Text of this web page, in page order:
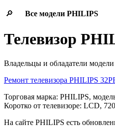
🔎 Все модели PHILIPS
Телевизор
Владельцы и обладатели
Ремонт телевизора PHILIPS
Торговая марка: PHILIPS,
Коротко от телевизоре: LCD,
На сайте PHILIPS есть